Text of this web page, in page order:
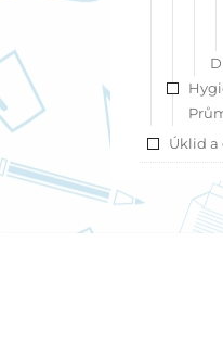
Úklid a